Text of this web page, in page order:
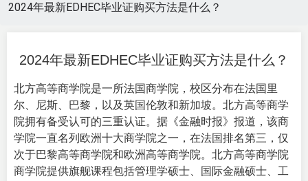
2024年最新EDHEC毕业证购买方法是什么？
2024年最新EDHEC毕业证购买方法是什么？
北方高等商学院是一所法国商学院，校区分布在法国里
尔、尼斯、巴黎，以及英国伦敦和新加坡。北方高等商学
院拥有备受认可的三重认证。据《金融时报》报道，该商
学院一直名列欧洲十大商学院之一，在法国排名第三，仅
次于巴黎高等商学院和欧洲高等商学院。北方高等商学院
商学院提供旗舰课程包括管理学硕士、国际金融硕士、工